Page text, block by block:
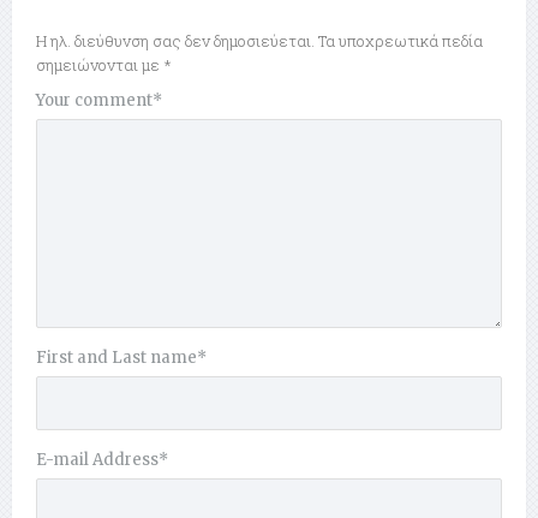
Η ηλ. διεύθυνση σας δεν δημοσιεύεται. Τα υποχρεωτικά πεδία
σημειώνονται με *
Your comment*
First and Last name*
E-mail Address*